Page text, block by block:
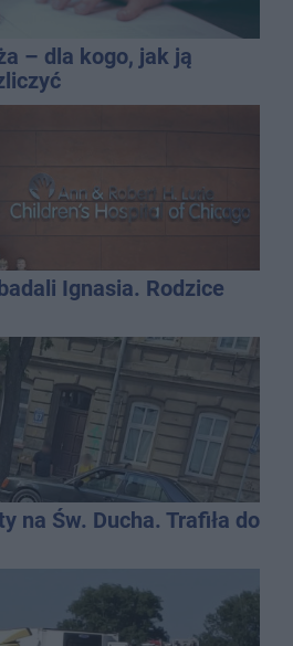
– dla kogo, jak ją
Ignasia. Rodzice
na Św. Ducha. Trafiła do